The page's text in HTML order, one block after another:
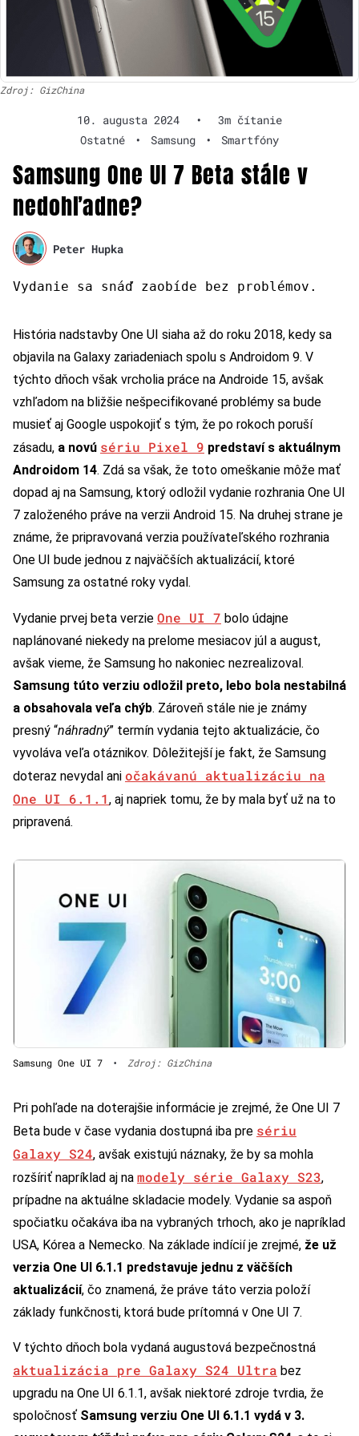
Zdroj: GizChina
10. augusta 2024 •
3m čítanie
Ostatné
• Samsung • Smartfóny
Samsung One UI 7 Beta stále v
nedohľadne?
Peter Hupka
Vydanie sa snáď zaobíde bez problémov.
História nadstavby One UI siaha až do roku 2018, kedy sa
objavila na Galaxy zariadeniach spolu s Androidom 9. V
týchto dňoch však vrcholia práce na Androide 15, avšak
vzhľadom na bližšie nešpecifikované problémy sa bude
musieť aj Google uspokojiť s tým, že po rokoch poruší
zásadu, a novú sériu Pixel 9 predstaví s aktuálnym
Androidom 14. Zdá sa však, že toto omeškanie môže mať
dopad aj na Samsung, ktorý odložil vydanie rozhrania One UI
7 založeného práve na verzii Android 15. Na druhej strane je
známe, že pripravovaná verzia používateľského rozhrania
One UI bude jednou z najväčších aktualizácií, ktoré
Samsung za ostatné roky vydal.
Vydanie prvej beta verzie One UI 7 bolo údajne
naplánované niekedy na prelome mesiacov júl a august,
avšak vieme, že Samsung ho nakoniec nezrealizoval.
Samsung túto verziu odložil preto, lebo bola nestabilná
a obsahovala veľa chýb. Zároveň stále nie je známy
presný “náhradný” termín vydania tejto aktualizácie, čo
vyvoláva veľa otáznikov. Dôležitejší je fakt, že Samsung
doteraz nevydal ani očakávanú aktualizáciu na
One UI 6.1.1, aj napriek tomu, že by mala byť už na to
pripravená.
Samsung One UI 7 • Zdroj: GizChina
Pri pohľade na doterajšie informácie je zrejmé, že One UI 7
Beta bude v čase vydania dostupná iba pre sériu
Galaxy S24, avšak existujú náznaky, že by sa mohla
rozšíriť napríklad aj na modely série Galaxy S23,
prípadne na aktuálne skladacie modely. Vydanie sa aspoň
spočiatku očakáva iba na vybraných trhoch, ako je napríklad
USA, Kórea a Nemecko. Na základe indícií je zrejmé, že už
verzia One UI 6.1.1 predstavuje jednu z väčších
aktualizácií, čo znamená, že práve táto verzia položí
základy funkčnosti, ktorá bude prítomná v One UI 7.
V týchto dňoch bola vydaná augustová bezpečnostná
aktualizácia pre Galaxy S24 Ultra bez
upgradu na One UI 6.1.1, avšak niektoré zdroje tvrdia, že
spoločnosť Samsung verziu One UI 6.1.1 vydá v 3.